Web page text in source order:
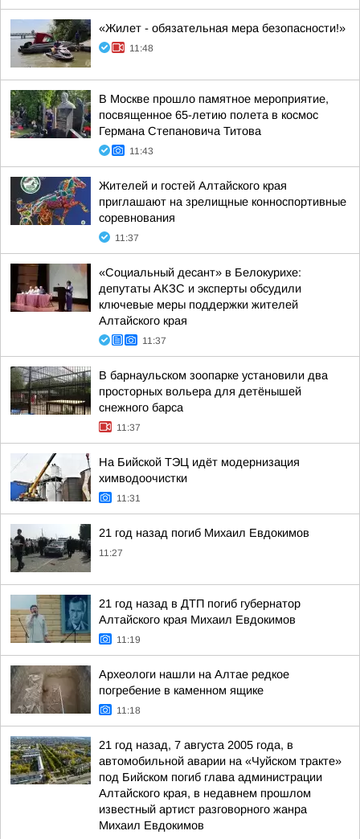
«Жилет - обязательная мера безопасности!»
11:48
В Москве прошло памятное мероприятие,
посвященное 65-летию полета в космос
Германа Степановича Титова
11:43
Жителей и гостей Алтайского края
приглашают на зрелищные конноспортивные
соревнования
11:37
«Социальный десант» в Белокурихе:
депутаты АКЗС и эксперты обсудили
ключевые меры поддержки жителей
Алтайского края
11:37
В барнаульском зоопарке установили два
просторных вольера для детёнышей
снежного барса
11:37
На Бийской ТЭЦ идёт модернизация
химводоочистки
11:31
21 год назад погиб Михаил Евдокимов
11:27
21 год назад в ДТП погиб губернатор
Алтайского края Михаил Евдокимов
11:19
Археологи нашли на Алтае редкое
погребение в каменном ящике
11:18
21 год назад, 7 августа 2005 года, в
автомобильной аварии на «Чуйском тракте»
под Бийском погиб глава администрации
Алтайского края, в недавнем прошлом
известный артист разговорного жанра
Михаил Евдокимов